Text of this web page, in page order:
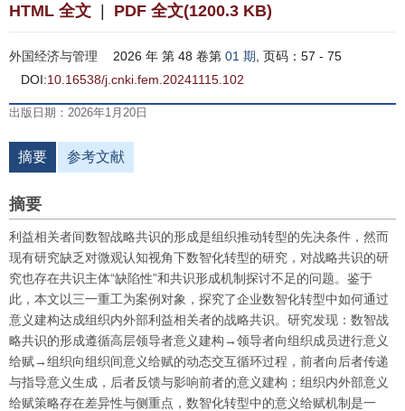
HTML 全文 PDF 全文(1200.3 KB)
外国经济与管理 2026 年 第 48 卷第 01 期 , 页码：57 - 75
DOI:10.16538/j.cnki.fem.20241115.102
出版日期：2026年1月20日
摘要 参考文献
摘要
利益相关者间数智战略共识的形成是组织推动转型的先决条件，然而
现有研究缺乏对微观认知视角下数智化转型的研究，对战略共识的研
究也存在共识主体“缺陷性”和共识形成机制探讨不足的问题。鉴于
此，本文以三一重工为案例对象，探究了企业数智化转型中如何通过
意义建构达成组织内外部利益相关者的战略共识。研究发现：数智战
略共识的形成遵循高层领导者意义建构→领导者向组织成员进行意义
给赋→组织向组织间意义给赋的动态交互循环过程，前者向后者传递
与指导意义生成，后者反馈与影响前者的意义建构；组织内外部意义
给赋策略存在差异性与侧重点，数智化转型中的意义给赋机制是一